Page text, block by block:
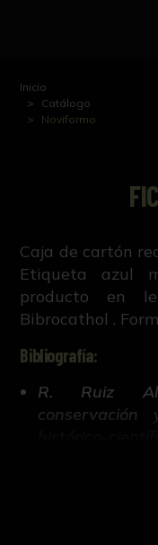
Inicio
Catálogo
Noviformo
Caja de cartón
Etiqueta azul
producto en
Bibrocathol .
Bibliografía:
R. Ruiz
Farmacia de
421-663,